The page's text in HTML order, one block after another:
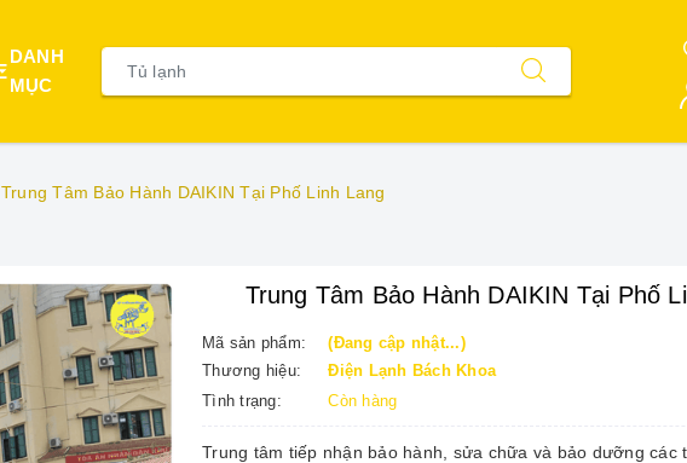
DANH
MỤC
Trung Tâm Bảo Hành DAIKIN Tại Phố Linh Lang
Trung Tâm Bảo Hành DAIKIN Tại Phố
Mã sản phẩm:
(Đang cập nhật...)
Thương hiệu:
Điện Lạnh Bách Khoa
Tình trạng:
Còn hàng
Trung tâm tiếp nhận bảo hành, sửa chữa và bảo dưỡng các